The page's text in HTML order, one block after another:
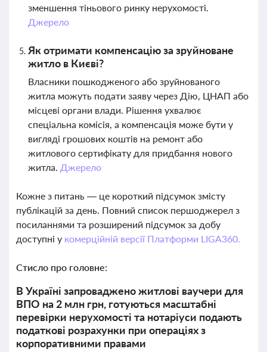
зменшення тіньового ринку нерухомості.
Джерело
Як отримати компенсацію за зруйноване
житло в Києві?
Власники пошкодженого або зруйнованого
житла можуть подати заяву через Дію, ЦНАП або
місцеві органи влади. Рішення ухвалює
спеціальна комісія, а компенсація може бути у
вигляді грошових коштів на ремонт або
житлового сертифікату для придбання нового
житла. Джерело
Кожне з питань — це короткий підсумок змісту
публікацій за день. Повний список першоджерел з
посиланнями та розширений підсумок за добу
доступні у комерційній версії Платформи LIGA360.
Стисло про головне:
В Україні запроваджено житлові ваучери для
ВПО на 2 млн грн, готуються масштабні
перевірки нерухомості та нотаріуси подають
податкові розрахунки при операціях з
корпоративними правами